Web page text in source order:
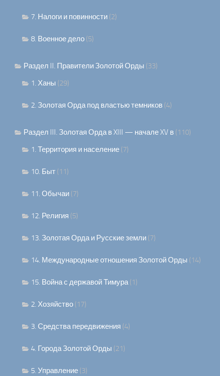
7. Налоги и повинности (2)
8. Военное дело (5)
Раздел II. Правители Золотой Орды (33)
1. Ханы (29)
2. Золотая Орда под властью темников (4)
Раздел III. Золотая Орда в XIII — начале XV в (110)
1. Территория и население (7)
10. Быт (11)
11. Обычаи (7)
12. Религия (5)
13. Золотая Орда и Русские земли (7)
14. Международные отношения Золотой Орды (14)
15. Война с державой Тимура(1)
2. Хозяйство (17)
3. Средства передвижения (4)
4. Города Золотой Орды (21)
5. Управление (3)